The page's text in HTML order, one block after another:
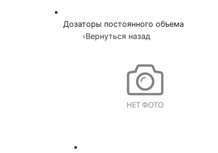
Дозаторы постоянного объема
‹Вернуться назад